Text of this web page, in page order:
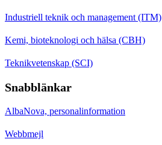
Industriell teknik och management (ITM)
Kemi, bioteknologi och hälsa (CBH)
Teknikvetenskap (SCI)
Snabblänkar
AlbaNova, personalinformation
Webbmejl